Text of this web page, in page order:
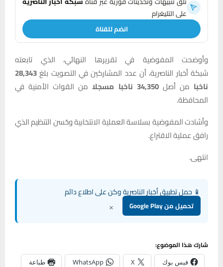
على التليغرام
انضم للقناة
وأوضحت المفوضية في تقريرها النهائي، الذي تابعته
شبكةأخبار الناصرية، أن عدد المشاركين في التصويت بلغ28,343
ناخبا من أصل34,350 ناخبا مسجلا
من القوات الأمنية في
المحافظة.
وأشادت المفوضية بسلاسة العملية الانتخابية وحُسن التنظيم الذي
رافق عملية الاقتراع.
انتهى.
📱 حمل تطبيق أخبار الناصرية وكن على اطلاع دائم
تحميل من Google Play ×
شارك هذا الموضوع:
فيس بوك X
WhatsApp طباعة